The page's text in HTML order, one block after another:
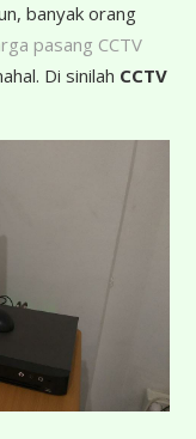
banyak orang
pasang CCTV
Di sinilah CCTV